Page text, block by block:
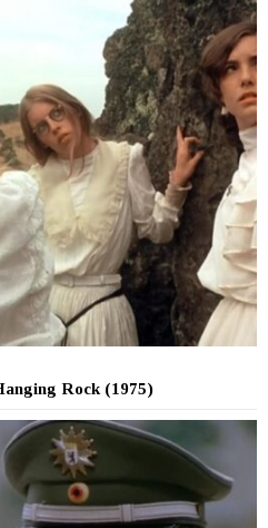
Rock (1975)